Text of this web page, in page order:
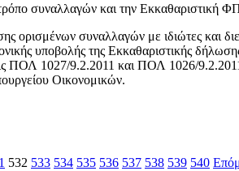
συναλλαγών και την Εκκαθαριστική
ορισμένων συναλλαγών με ιδιώτες και
υποβολής της Εκκαθαριστικής
ΠΟΛ 1027/9.2.2011 και ΠΟΛ 1026/
Οικονομικών.
532 533 534 535 536 537 538 539 540